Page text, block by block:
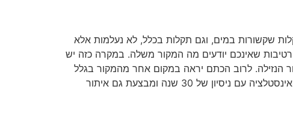
שקשורות במים, וגם תקלות בכלל, לא נעלמות אלא
שאינכם יודעים מה המקור משלה. במקרה כזה יש
הנזילה. לרוב הכתם יראה במקום אחר מהמקור בגלל
זרימת המים. לכן איתור נזילות בתל אביב ובכלל היא עבודת בלשות ממש. חברת ש.ש. יסודות היא חברת שיפוצים ואינסטלציה עם ניסיון של 30 שנה ומבצעת גם איתור